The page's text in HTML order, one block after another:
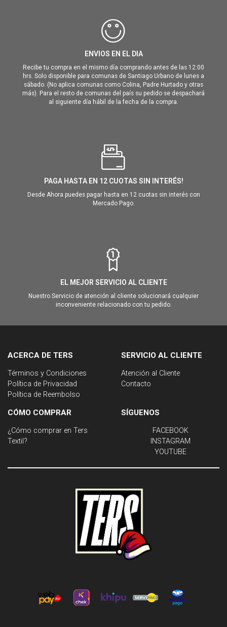
ENVIOS EN EL DIA
Recibe tu compra en el mismo día comprando antes de las 12:00
hrs. Solo disponible para comunas de Santiago Urbano de lunes a
sábado. (No aplica comunas como Colina, Padre Hurtado y otras
más). Para el resto de comunas del país su pedido se despachará
al siguiente día hábil de la fecha de la compra.
PAGA HASTA EN 12 CUOTAS SIN INTERÉS!
Desde Ahora puedes pagar hasta en 12 cuotas sin interés con
Mercado Pago.
EL MEJOR SERVICIO AL CLIENTE
Nuestro Servicio de atención al cliente solucionará cualquier
inconveniente relacionado con tu pedido.
ACERCA DE TERS
Términos y Condiciones
Política de Privacidad
Política de Reembolso
SERVICIO AL CLIENTE
Atención al Cliente
Contacto
CÓMO COMPRAR
¿Cómo comprar en Ters
Textil?
SÍGUENOS
FACEBOOK
INSTAGRAM
YOUTUBE